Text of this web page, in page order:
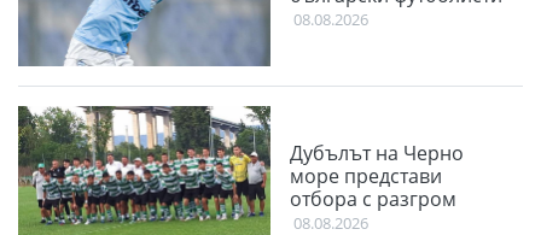
08.08.2026
Дубълът на Черно
море представи
отбора с разгром
08.08.2026